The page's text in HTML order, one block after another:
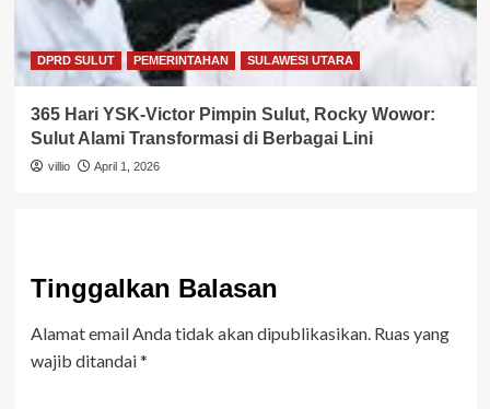
DPRD SULUT PEMERINTAHAN SULAWESI UTARA
365 Hari YSK-Victor Pimpin Sulut, Rocky Wowor:
Sulut Alami Transformasi di Berbagai Lini
villio April 1, 2026
Tinggalkan Balasan
Alamat email Anda tidak akan dipublikasikan. Ruas yang
wajib ditandai*